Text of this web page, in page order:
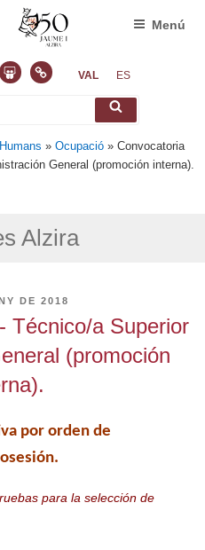
Slideshare
NormasVAL ES
Cerca
Menú
»Ocupació »Convocatoria
General (promoción interna).
Alzira
DE 2018
Técnico/a Superior
(promoción
por orden de
para la selección de